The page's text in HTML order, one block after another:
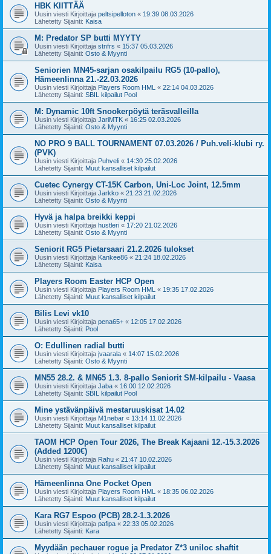
HBK KIITTÄÄ
Uusin viesti Kirjoittaja peltsipelloton « 19:39 08.03.2026
Lähetetty Sijainti: Kaisa
M: Predator SP butti MYYTY
Uusin viesti Kirjoittaja stnfrs « 15:37 05.03.2026
Lähetetty Sijainti: Osto & Myynti
Seniorien MN45-sarjan osakilpailu RG5 (10-pallo),
Hämeenlinna 21.-22.03.2026
Uusin viesti Kirjoittaja Players Room HML « 22:14 04.03.2026
Lähetetty Sijainti: SBIL kilpailut Pool
M: Dynamic 10ft Snookerpöytä teräsvalleilla
Uusin viesti Kirjoittaja JariMTK « 16:25 02.03.2026
Lähetetty Sijainti: Osto & Myynti
NO PRO 9 BALL TOURNAMENT 07.03.2026 / Puh.veli-klubi ry.
(PVK)
Uusin viesti Kirjoittaja Puhveli « 14:30 25.02.2026
Lähetetty Sijainti: Muut kansalliset kilpailut
Cuetec Cynergy CT-15K Carbon, Uni-Loc Joint, 12.5mm
Uusin viesti Kirjoittaja Jarkko « 21:23 21.02.2026
Lähetetty Sijainti: Osto & Myynti
Hyvä ja halpa breikki keppi
Uusin viesti Kirjoittaja hustleri « 17:20 21.02.2026
Lähetetty Sijainti: Osto & Myynti
Seniorit RG5 Pietarsaari 21.2.2026 tulokset
Uusin viesti Kirjoittaja Kankee86 « 21:24 18.02.2026
Lähetetty Sijainti: Kaisa
Players Room Easter HCP Open
Uusin viesti Kirjoittaja Players Room HML « 19:35 17.02.2026
Lähetetty Sijainti: Muut kansalliset kilpailut
Bilis Levi vk10
Uusin viesti Kirjoittaja pena65+ « 12:05 17.02.2026
Lähetetty Sijainti: Pool
O: Edullinen radial butti
Uusin viesti Kirjoittaja jvaarala « 14:07 15.02.2026
Lähetetty Sijainti: Osto & Myynti
MN55 28.2. & MN65 1.3. 8-pallo Seniorit SM-kilpailu - Vaasa
Uusin viesti Kirjoittaja Jaba « 16:00 12.02.2026
Lähetetty Sijainti: SBIL kilpailut Pool
Mine ystävänpäivä mestaruuskisat 14.02
Uusin viesti Kirjoittaja M1nebar « 13:14 11.02.2026
Lähetetty Sijainti: Muut kansalliset kilpailut
TAOM HCP Open Tour 2026, The Break Kajaani 12.-15.3.2026
(Added 1200€)
Uusin viesti Kirjoittaja Rahu « 21:47 10.02.2026
Lähetetty Sijainti: Muut kansalliset kilpailut
Hämeenlinna One Pocket Open
Uusin viesti Kirjoittaja Players Room HML « 18:35 06.02.2026
Lähetetty Sijainti: Muut kansalliset kilpailut
Kara RG7 Espoo (PCB) 28.2-1.3.2026
Uusin viesti Kirjoittaja pafipa « 22:33 05.02.2026
Lähetetty Sijainti: Kara
Myydään pechauer rogue ja Predator Z*3 uniloc shaftit